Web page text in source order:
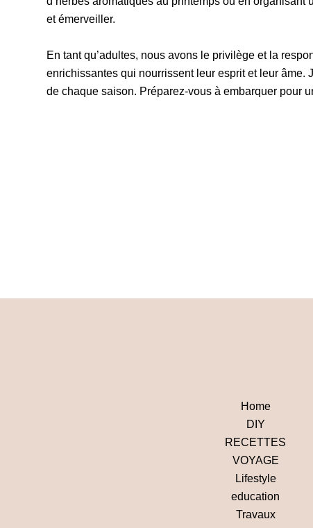
et émerveiller.
En tant qu’adultes, nous avons le privilège et la
enrichissantes qui nourrissent leur esprit et leur âme.
de chaque saison. Préparez-vous à embarquer pour
Home
DIY
RECETTES
VOYAGE
Lifestyle
education
Travaux